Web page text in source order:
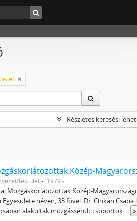
Részletes keresési
Közép-
testület 1979 -
Mozgáskorlátozottak Közép-
Egyesülete néven, 33 fővel. Dr. Chikán
alakultak mozgássérült csoportok ... »